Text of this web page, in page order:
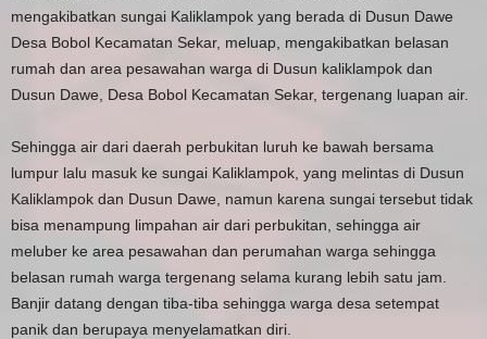
mengakibatkan sungai Kaliklampok yang berada di Dusun Dawe
Desa Bobol Kecamatan Sekar, meluap, mengakibatkan belasan
rumah dan area pesawahan warga di Dusun kaliklampok dan
Dusun Dawe, Desa Bobol Kecamatan Sekar, tergenang luapan air.
Sehingga air dari daerah perbukitan luruh ke bawah bersama
lumpur lalu masuk ke sungai Kaliklampok, yang melintas di Dusun
Kaliklampok dan Dusun Dawe, namun karena sungai tersebut tidak
bisa menampung limpahan air dari perbukitan, sehingga air
meluber ke area pesawahan dan perumahan warga sehingga
belasan rumah warga tergenang selama kurang lebih satu jam.
Banjir datang dengan tiba-tiba sehingga warga desa setempat
panik dan berupaya menyelamatkan diri.